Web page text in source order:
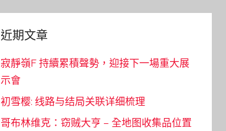
近期文章
寂靜嶺F 持續累積聲勢，迎接下一場重大展
示會
初雪樱: 线路与结局关联详细梳理
哥布林维克：窃贼大亨 – 全地图收集品位置